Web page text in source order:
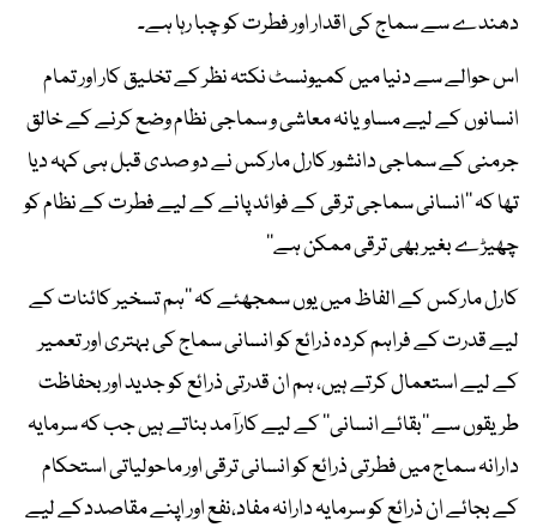
دھندے سے سماج کی اقدار اور فطرت کو چبا رہا ہے۔
اس حوالے سے دنیا میں کمیونسٹ نکتہ نظر کے تخلیق کار اور تمام
انسانوں کے لیے مساویانہ معاشی و سماجی نظام وضع کرنے کے خالق
جرمنی کے سماجی دانشور کارل مارکس نے دو صدی قبل ہی کہہ دیا
تھا کہ ’’انسانی سماجی ترقی کے فوائد پانے کے لیے فطرت کے نظام کو
چھیڑے بغیر بھی ترقی ممکن ہے‘‘
کارل مارکس کے الفاظ میں یوں سمجھئے کہ ’’ہم تسخیر کائنات کے
لیے قدرت کے فراہم کردہ ذرائع کو انسانی سماج کی بہتری اور تعمیر
کے لیے استعمال کرتے ہیں، ہم ان قدرتی ذرائع کو جدید اور بحفاظت
طریقوں سے ’’بقائے انسانی‘‘ کے لیے کارآمد بناتے ہیں جب کہ سرمایہ
دارانہ سماج میں فطرتی ذرائع کو انسانی ترقی اور ماحولیاتی استحکام
کے بجائے ان ذرائع کو سرمایہ دارانہ مفاد،نفع اور اپنے مقاصددکے لیے